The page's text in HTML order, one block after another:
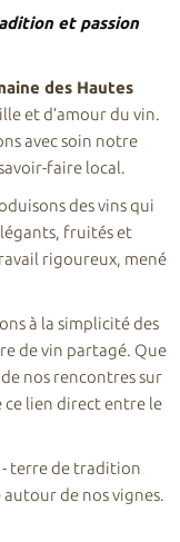
et passion
des Hautes
et d’amour du vin.
avec soin notre
faire local.
des vins qui
fruités et
rigoureux, mené
à la simplicité des
de vin partagé. Que
nos rencontres sur
ce lien direct entre le
- terre de tradition
de nos vignes.